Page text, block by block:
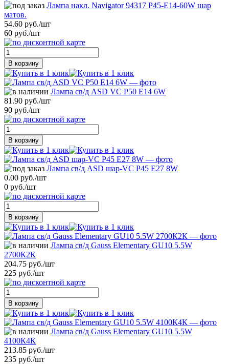
Лампа накл. Navigator 94317 Р45-E14-60W шар
матов.
54.60 руб./шт
60 руб./шт
В корзину
Лампа св/д ASD VC P50 E14 6W
81.90 руб./шт
90 руб./шт
В корзину
Лампа св/д ASD шар-VC P45 E27 8W
0.00 руб./шт
0 руб./шт
В корзину
Лампа св/д Gauss Elementary GU10 5.5W
2700К2К
204.75 руб./шт
225 руб./шт
В корзину
Лампа св/д Gauss Elementary GU10 5.5W
4100К4К
213.85 руб./шт
235 руб./шт